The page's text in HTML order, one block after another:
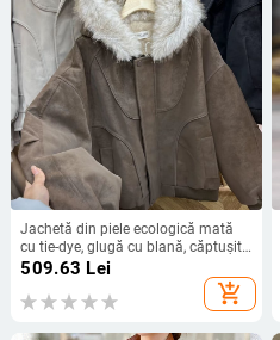
Jachetă din piele ecologică mată
cu tie-dye, glugă cu blană, căptușită
cu fleece; palton de iarnă pentru
509.63 Lei
add_shopping_cart